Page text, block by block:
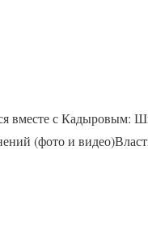
вместе с Кадыровым:
(фото и